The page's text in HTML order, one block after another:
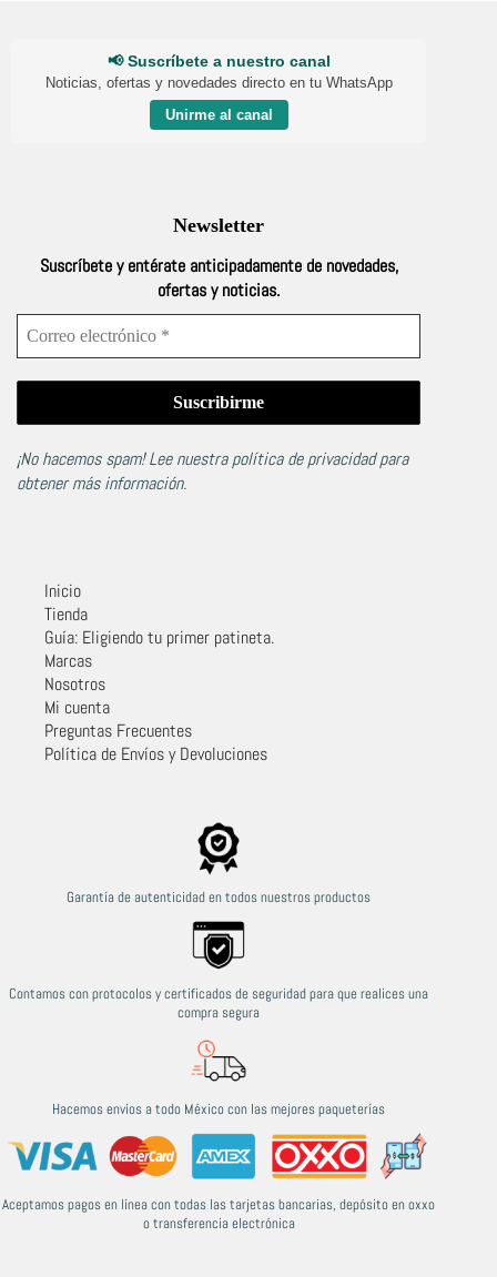
📢 Suscríbete a nuestro canal
Noticias, ofertas y novedades directo en tu WhatsApp
Unirme al canal
Newsletter
Suscríbete y entérate anticipadamente de novedades,
ofertas y noticias.
¡No hacemos spam! Lee nuestrapolítica de privacidadpara
obtener más información.
Inicio
Tienda
Guía: Eligiendo tu primer patineta.
Marcas
Nosotros
Mi cuenta
Preguntas Frecuentes
Política de Envíos y Devoluciones
Garantía de autenticidad en todos nuestros productos
Contamos con protocolos y certificados de seguridad para que realices una
compra segura
Hacemos envíos a todo México con las mejores paqueterías
Aceptamos pagos en línea con todas las tarjetas bancarias, depósito en oxxo
o transferencia electrónica